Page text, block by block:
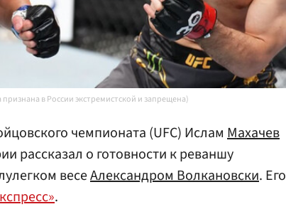
в России экстремистской и запрещена)
чемпионата (UFC) Ислам Махачев
рассказал о готовности к реваншу
весеАлександром Волкановски. Его
.